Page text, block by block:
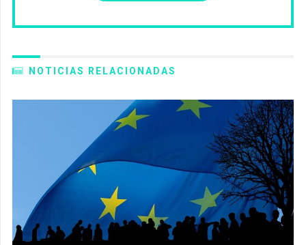
NOTICIAS RELACIONADAS